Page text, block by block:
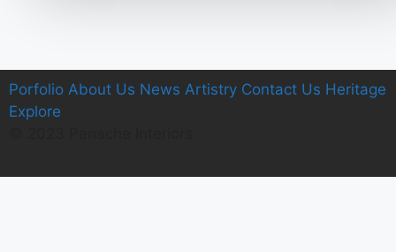
Porfolio About Us News Artistry Contact Us Heritage
Explore